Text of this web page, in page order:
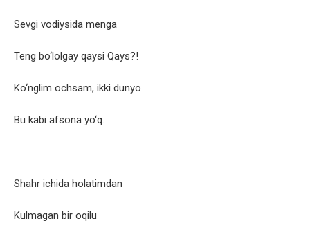
Sevgi vodiysida menga
Teng bo‘lolgay qaysi Qays?!
Ko‘nglim ochsam, ikki dunyo
Bu kabi afsona yo‘q.
Shahr ichida holatimdan
Kulmagan bir oqilu